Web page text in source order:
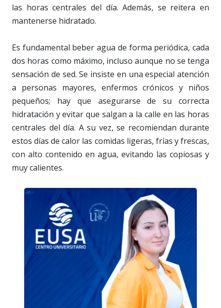
las horas centrales del día. Además, se reitera en
mantenerse hidratado.
Es fundamental beber agua de forma periódica, cada
dos horas como máximo, incluso aunque no se tenga
sensación de sed. Se insiste en una especial atención
a personas mayores, enfermos crónicos y niños
pequeños; hay que asegurarse de su correcta
hidratación y evitar que salgan a la calle en las horas
centrales del día. A su vez, se recomiendan durante
estos días de calor las comidas ligeras, frías y frescas,
con alto contenido en agua, evitando las copiosas y
muy calientes.